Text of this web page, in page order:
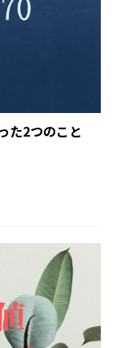
た2つのこと